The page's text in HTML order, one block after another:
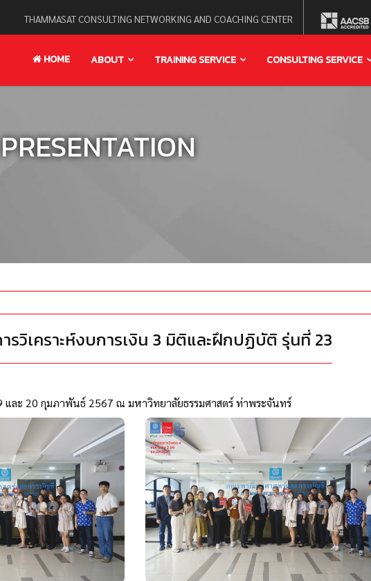
THAMMASAT CONSULTING NETWORKING AND COACHING CENTER
HOME ABOUT TRAINING SERVICE CONSULTING SERVICE
วิเคราะห์งบการเงิน 3 มิติและฝึกปฏิบัติ รุ่นที่ 23
ละ 20 กุมภาพันธ์ 2567 ณ มหาวิทยาลัยธรรมศาสตร์ ท่าพระจันทร์